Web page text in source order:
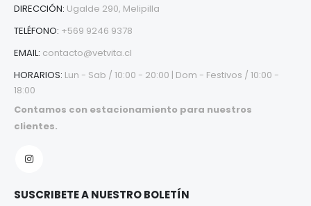
DIRECCIÓN: Ugalde 290, Melipilla
TELÉFONO: +569 9246 9378
EMAIL: contacto@vetvita.cl
HORARIOS: Lun - Sab / 10:00 - 20:00 | Dom - Festivos / 10:00 -
18:00
Contamos con estacionamiento para nuestros
clientes.
SUSCRIBETE A NUESTRO BOLETÍN